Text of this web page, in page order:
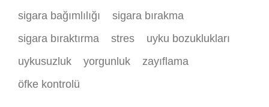
sigara bağımlılığı
sigara bırakma
sigara bıraktırma
stres
uyku bozuklukları
uykusuzluk
yorgunluk
zayıflama
öfke kontrolü